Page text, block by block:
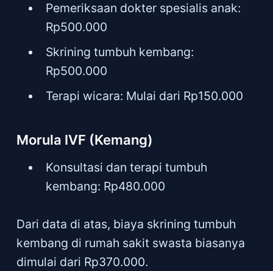
Pemeriksaan dokter spesialis anak:
Rp500.000
Skrining tumbuh kembang:
Rp500.000
Terapi wicara: Mulai dari Rp150.000
Morula IVF (Kemang)
Konsultasi dan terapi tumbuh
kembang: Rp480.000
Dari data di atas, biaya skrining tumbuh
kembang di rumah sakit swasta biasanya
dimulai dari Rp370.000.